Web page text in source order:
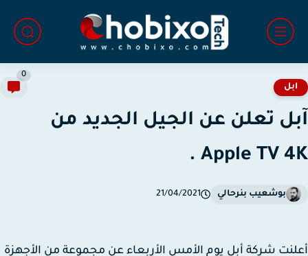
تعلن عن الجيل الجديد من
Apple TV
بوشعيب بنرحالي 21/04/2021
شركة أبل يوم الأمس الأربعاء عن مجموعة من الأجهزة